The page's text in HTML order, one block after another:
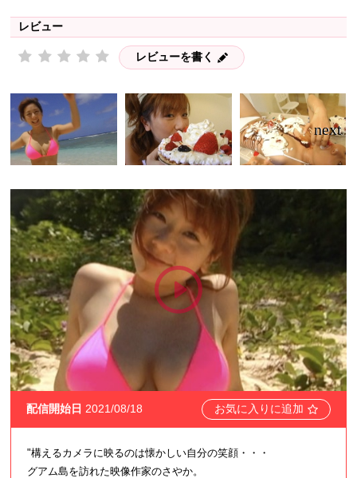
レビュー
レビューを書く
配信開始日 2021/08/18 お気に入りに追加
"構えるカメラに映るのは懐かしい自分の笑顔・・・
グアム島を訪れた映像作家のさやか。